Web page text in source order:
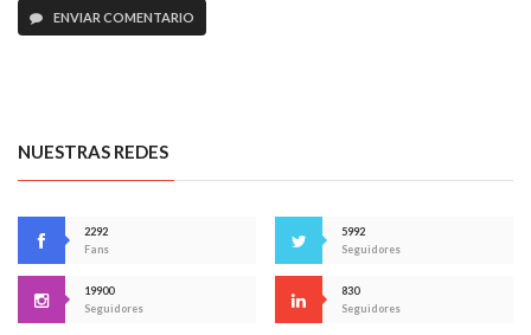
ENVIAR COMENTARIO
NUESTRAS REDES
2292
Fans
5992
Seguidores
19900
Seguidores
830
Seguidores